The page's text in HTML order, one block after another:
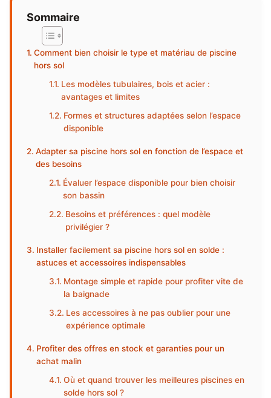
Sommaire
Comment bien choisir le type et matériau de piscine
hors sol
Les modèles tubulaires, bois et acier :
avantages et limites
Formes et structures adaptées selon l’espace
disponible
Adapter sa piscine hors sol en fonction de l’espace et
des besoins
Évaluer l’espace disponible pour bien choisir
son bassin
Besoins et préférences : quel modèle
privilégier ?
Installer facilement sa piscine hors sol en solde :
astuces et accessoires indispensables
Montage simple et rapide pour profiter vite de
la baignade
Les accessoires à ne pas oublier pour une
expérience optimale
Profiter des offres en stock et garanties pour un
achat malin
Où et quand trouver les meilleures piscines en
solde hors sol ?